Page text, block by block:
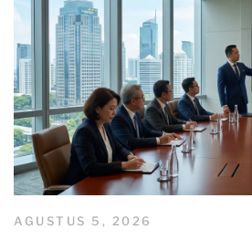
AGUSTUS 5, 2026